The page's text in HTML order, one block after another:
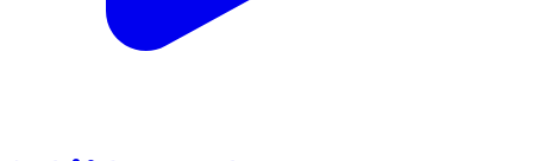
పొంగులేటి మాట....బంగారు బాట...